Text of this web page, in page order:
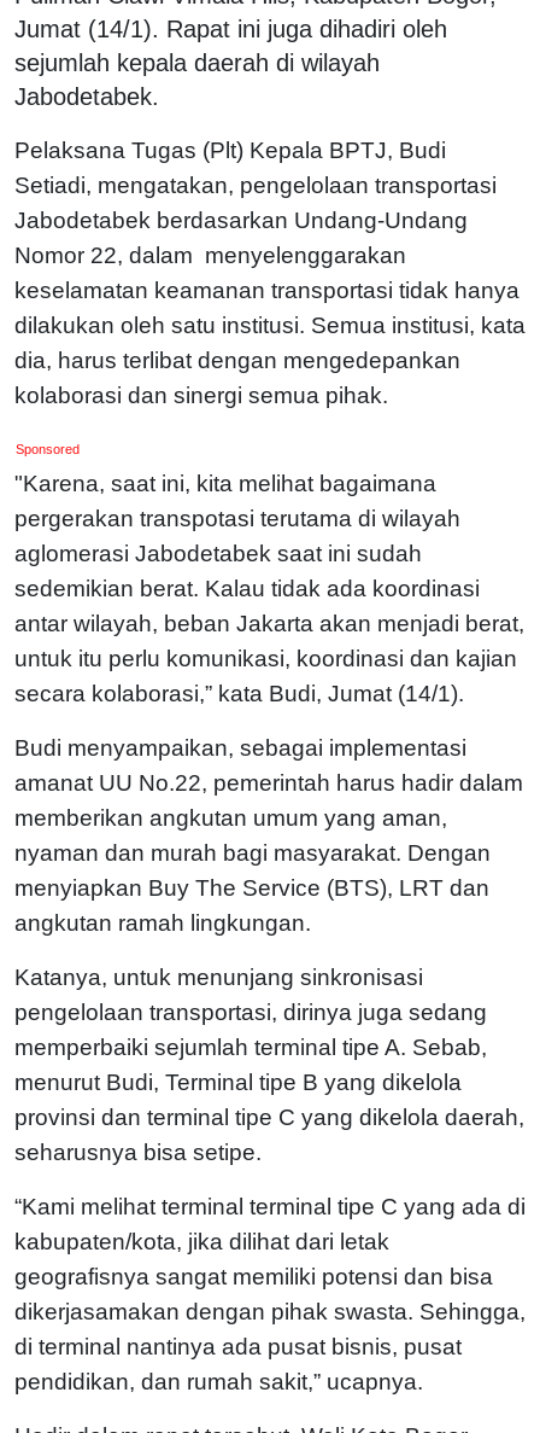
Jumat (14/1). Rapat ini juga dihadiri oleh
sejumlah kepala daerah di wilayah
Jabodetabek.
Pelaksana Tugas (Plt) Kepala BPTJ, Budi
Setiadi, mengatakan, pengelolaan transportasi
Jabodetabek berdasarkan Undang-Undang
Nomor 22, dalam menyelenggarakan
keselamatan keamanan transportasi tidak hanya
dilakukan oleh satu institusi. Semua institusi, kata
dia, harus terlibat dengan mengedepankan
kolaborasi dan sinergi semua pihak.
Sponsored
"Karena, saat ini, kita melihat bagaimana
pergerakan transpotasi terutama di wilayah
aglomerasi Jabodetabek saat ini sudah
sedemikian berat. Kalau tidak ada koordinasi
antar wilayah, beban Jakarta akan menjadi berat,
untuk itu perlu komunikasi, koordinasi dan kajian
secara kolaborasi,” kata Budi, Jumat (14/1).
Budi menyampaikan, sebagai implementasi
amanat UU No.22, pemerintah harus hadir dalam
memberikan angkutan umum yang aman,
nyaman dan murah bagi masyarakat. Dengan
menyiapkan Buy The Service (BTS), LRT dan
angkutan ramah lingkungan.
Katanya, untuk menunjang sinkronisasi
pengelolaan transportasi, dirinya juga sedang
memperbaiki sejumlah terminal tipe A. Sebab,
menurut Budi, Terminal tipe B yang dikelola
provinsi dan terminal tipe C yang dikelola daerah,
seharusnya bisa setipe.
“Kami melihat terminal terminal tipe C yang ada di
kabupaten/kota, jika dilihat dari letak
geografisnya sangat memiliki potensi dan bisa
dikerjasamakan dengan pihak swasta. Sehingga,
di terminal nantinya ada pusat bisnis, pusat
pendidikan, dan rumah sakit,” ucapnya.